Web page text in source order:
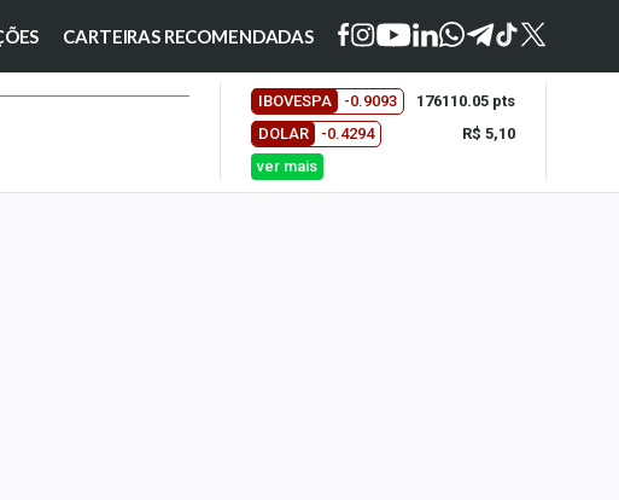
CARTEIRAS RECOMENDADAS
IBOVESPA -0.9093
176110.05 pts
DOLAR
-0.4294
R$ 5,10
ver mais